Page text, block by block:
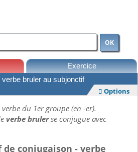
OK
Exercice
bruler au subjonctif
 Options
du 1er groupe (en -er).
verbe brulerse conjugue avec
conjugaison - verbe